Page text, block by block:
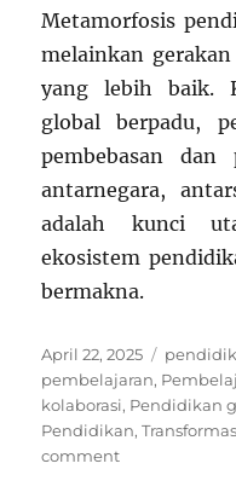
Metamorfosis
melainkan
yang lebih baik.
global berpadu,
pembebasan dan
antarnegara,
adalah kunci
ekosistem
bermakna.
Posted
on
April 22, 2025
pembelajaran,
kolaborasi, Pendidikan
Pendidikan,
commenton